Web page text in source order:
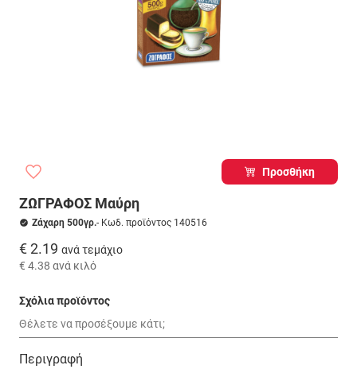
Προσθήκη
ΖΩΓΡΑΦΟΣ Μαύρη
Ζάχαρη 500γρ.- Κωδ. προϊόντος 140516
€ 2.19 ανά τεμάχιο
€ 4.38 ανά κιλό
Σχόλια προϊόντος
Περιγραφή